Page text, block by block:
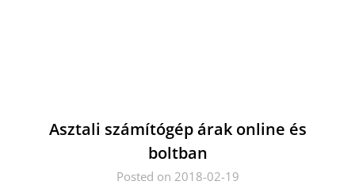
Asztali számítógép árak online és
boltban
Posted on 2018-02-19